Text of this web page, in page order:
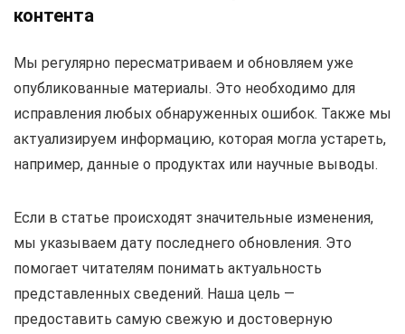
контента
Мы регулярно пересматриваем и обновляем уже
опубликованные материалы. Это необходимо для
исправления любых обнаруженных ошибок. Также мы
актуализируем информацию, которая могла устареть,
например, данные о продуктах или научные выводы.
Если в статье происходят значительные изменения,
мы указываем дату последнего обновления. Это
помогает читателям понимать актуальность
представленных сведений. Наша цель —
предоставить самую свежую и достоверную